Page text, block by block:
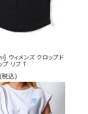
ウィメンズ クロップド
プ リブ T
(税込)